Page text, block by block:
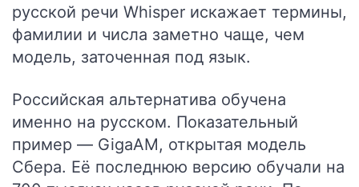
русской речи Whisper искажает термины,
фамилии и числа заметно чаще, чем
модель, заточенная под язык.
Российская альтернатива обучена
именно на русском. Показательный
пример — GigaAM, открытая модель
Сбера. Её последнюю версию обучали на